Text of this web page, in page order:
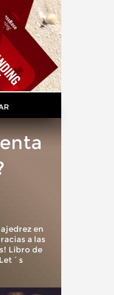
en
a las
Libro de